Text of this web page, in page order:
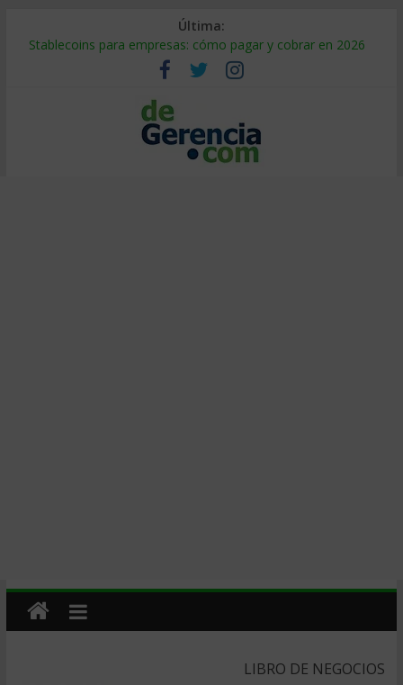
Última:
Stablecoins para empresas: cómo pagar y cobrar en 2026
Despido silencioso: qué es y por qué sale tan caro
IA en selección de personal: cómo auditarla a tiempo
Trabajo forzoso en la cadena de suministro: qué hacer
Mercado hispano de EE. UU.: cómo segmentarlo y venderle
LIBRO DE NEGOCIOS